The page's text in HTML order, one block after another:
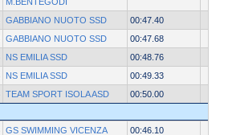
GABBIANO NUOTO SSD
00:47.40
GABBIANO NUOTO SSD
00:47.68
NS EMILIA SSD
00:48.76
NS EMILIA SSD
00:49.33
TEAM SPORT ISOLA ASD 00:50.00
GS SWIMMING VICENZA 00:46.10